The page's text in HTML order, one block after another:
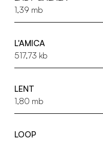
1,39 mb
L'AMICA
517,73 kb
LENT
1,80 mb
LOOP